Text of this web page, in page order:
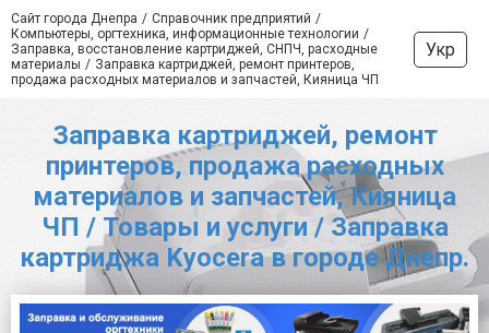
Сайт города Днепра
Справочник предприятий
Компьютеры, оргтехника, информационные технологии
Заправка, восстановление картриджей, СНПЧ, расходные
материалы
Заправка картриджей, ремонт принтеров,
продажа расходных материалов и запчастей, Кияница ЧП
Укр
Заправка картриджей, ремонт
принтеров, продажа расходных
материалов и запчастей, Кияница
ЧП / Товары и услуги / Заправка
картриджа Kyocera в городе Днепр.